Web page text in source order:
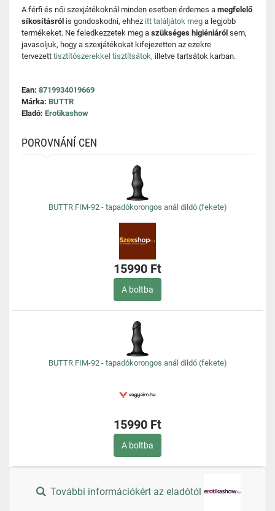
A férfi és női szexjátékoknál minden esetben érdemes a megfelelő
síkosításról is gondoskodni, ehhez itt találjátok meg a legjobb
termékeket. Ne feledkezzetek meg a szükséges higiéniáról sem,
javasoljuk, hogy a szexjátékokat kifejezetten az ezekre
tervezett tisztítószerekkel tisztítsátok, illetve tartsátok karban.
Ean: 8719934019669
Márka: BUTTR
Eladó: Erotikashow
POROVNÁNÍ CEN
BUTTR FIM-92 - tapadókorongos anál dildó (fekete)
15990 Ft
A boltba
BUTTR FIM-92 - tapadókorongos anál dildó (fekete)
15990 Ft
A boltba
További információkért az eladótól